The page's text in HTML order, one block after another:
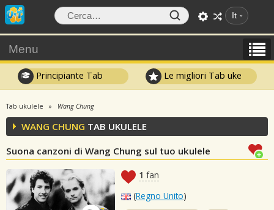
It
Menu
Principiante Tab Le migliori Tab uke
Tab ukulele Wang Chung
WANG CHUNG TAB UKULELE
Suona canzoni di Wang Chung sul tuo ukulele
1 fan
(Regno Unito)